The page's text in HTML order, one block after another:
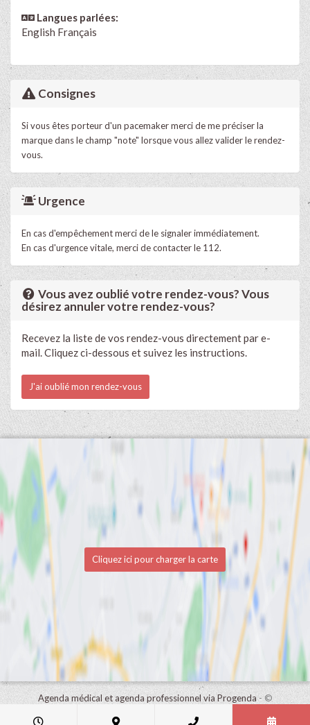
Langues parlées:
English Français
Consignes
Si vous êtes porteur d'un pacemaker merci de me préciser la
marque dans le champ "note" lorsque vous allez valider le rendez-
vous.
Urgence
En cas d'empêchement merci de le signaler immédiatement.
En cas d'urgence vitale, merci de contacter le 112.
Vous avez oublié votre rendez-vous? Vous
désirez annuler votre rendez-vous?
Recevez la liste de vos rendez-vous directement par e-
mail. Cliquez ci-dessous et suivez les instructions.
J'ai oublié mon rendez-vous
Cliquez ici pour charger la carte
Agenda médical et agenda professionnel via Progenda- ©